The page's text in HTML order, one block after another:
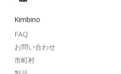
Kimbino
FAQ
お問い合わせ
市町村